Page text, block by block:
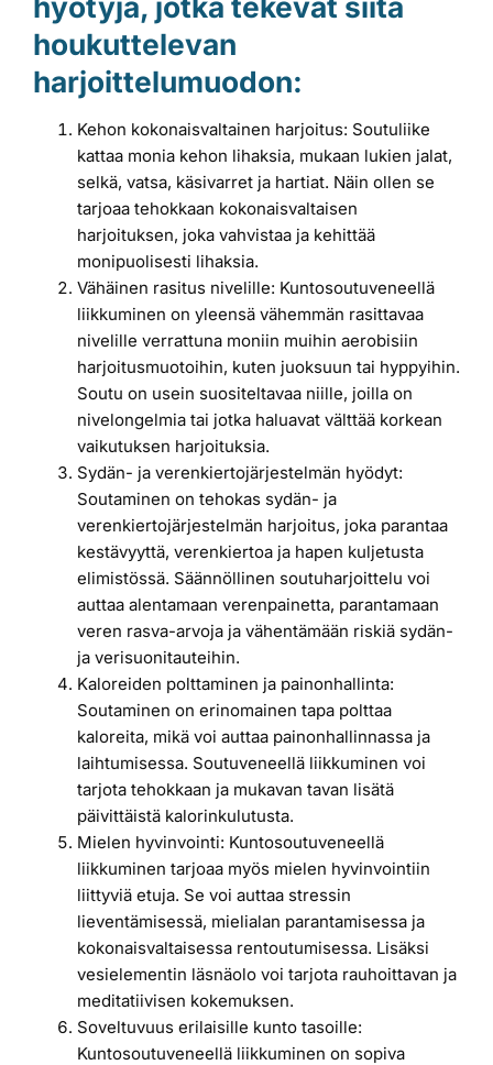
houkuttelevan
harjoittelumuodon:
Kehon kokonaisvaltainen harjoitus: Soutuliike
kattaa monia kehon lihaksia, mukaan lukien jalat,
selkä, vatsa, käsivarret ja hartiat. Näin ollen se
tarjoaa tehokkaan kokonaisvaltaisen
harjoituksen, joka vahvistaa ja kehittää
monipuolisesti lihaksia.
Vähäinen rasitus nivelille: Kuntosoutuveneellä
liikkuminen on yleensä vähemmän rasittavaa
nivelille verrattuna moniin muihin aerobisiin
harjoitusmuotoihin, kuten juoksuun tai hyppyihin.
Soutu on usein suositeltavaa niille, joilla on
nivelongelmia tai jotka haluavat välttää korkean
vaikutuksen harjoituksia.
Sydän- ja verenkiertojärjestelmän hyödyt:
Soutaminen on tehokas sydän- ja
verenkiertojärjestelmän harjoitus, joka parantaa
kestävyyttä, verenkiertoa ja hapen kuljetusta
elimistössä. Säännöllinen soutuharjoittelu voi
auttaa alentamaan verenpainetta, parantamaan
veren rasva-arvoja ja vähentämään riskiä sydän-
ja verisuonitauteihin.
Kaloreiden polttaminen ja painonhallinta:
Soutaminen on erinomainen tapa polttaa
kaloreita, mikä voi auttaa painonhallinnassa ja
laihtumisessa. Soutuveneellä liikkuminen voi
tarjota tehokkaan ja mukavan tavan lisätä
päivittäistä kalorinkulutusta.
Mielen hyvinvointi: Kuntosoutuveneellä
liikkuminen tarjoaa myös mielen hyvinvointiin
liittyviä etuja. Se voi auttaa stressin
lieventämisessä, mielialan parantamisessa ja
kokonaisvaltaisessa rentoutumisessa. Lisäksi
vesielementin läsnäolo voi tarjota rauhoittavan ja
meditatiivisen kokemuksen.
Soveltuvuus erilaisille kunto tasoille:
Kuntosoutuveneellä liikkuminen on sopiva